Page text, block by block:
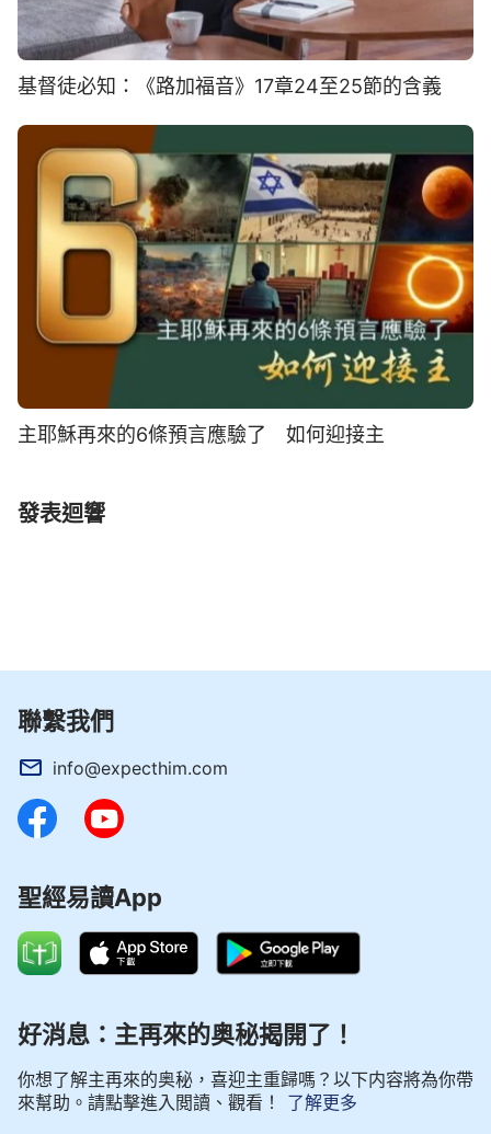
基督徒必知：《路加福音》17章24至25節的含義
主耶穌再來的6條預言應驗了 如何迎接主
發表迴響
聯繫我們
info@expecthim.com
聖經易讀App
好消息：主再來的奥秘揭開了！
你想了解主再來的奥秘，喜迎主重歸嗎？以下内容將為你帶
來幫助。請點擊進入閲讀、觀看！
了解更多